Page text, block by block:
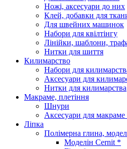
Ножі, аксесуари до них
Клей, добавки для
Для швейних машинок
Набори для квілтінгу
Лінійки, шаблони,
Нитки для шиття
Килимарство
Набори для
Аксесуари для
Нитки для килимарства
Макраме, плетіння
Шнури
Аксесуари для макраме
Ліпка
Полімерна глина,
Моделін Cernit *